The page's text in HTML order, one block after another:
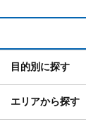
目的別に探す
エリアから探す